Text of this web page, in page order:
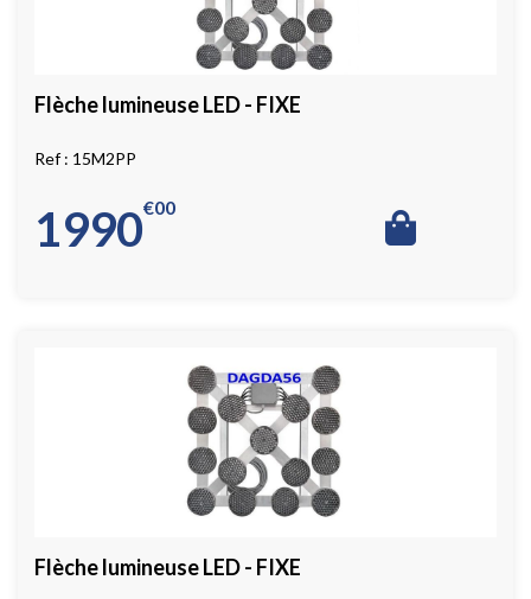
Flèche lumineuse LED - FIXE
15M2PP
1990 00
€
Flèche lumineuse LED - FIXE